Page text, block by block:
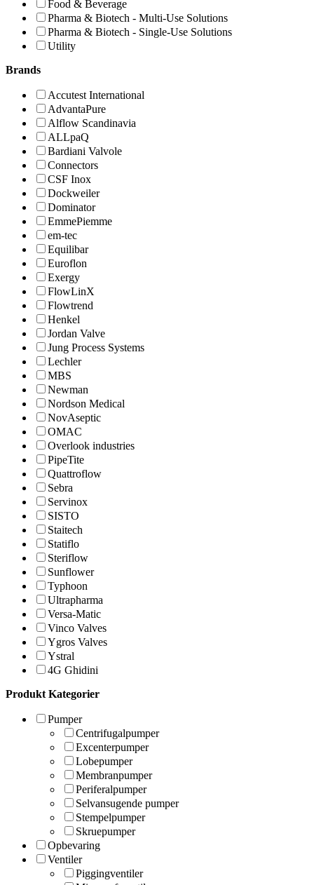
Food & Beverage
Pharma & Biotech - Multi-Use Solutions
Pharma & Biotech - Single-Use Solutions
Utility
Brands
Accutest International
AdvantaPure
Alflow Scandinavia
ALLpaQ
Bardiani Valvole
Connectors
CSF Inox
Dockweiler
Dominator
EmmePiemme
em-tec
Equilibar
Euroflon
Exergy
FlowLinX
Flowtrend
Henkel
Jordan Valve
Jung Process Systems
Lechler
MBS
Newman
Nordson Medical
NovAseptic
OMAC
Overlook industries
PipeTite
Quattroflow
Sebra
Servinox
SISTO
Staitech
Statiflo
Steriflow
Sunflower
Typhoon
Ultrapharma
Versa-Matic
Vinco Valves
Ygros Valves
Ystral
4G Ghidini
Produkt Kategorier
Pumper
Centrifugalpumper
Excenterpumper
Lobepumper
Membranpumper
Periferalpumper
Selvansugende pumper
Stempelpumper
Skruepumper
Opbevaring
Ventiler
Piggingventiler